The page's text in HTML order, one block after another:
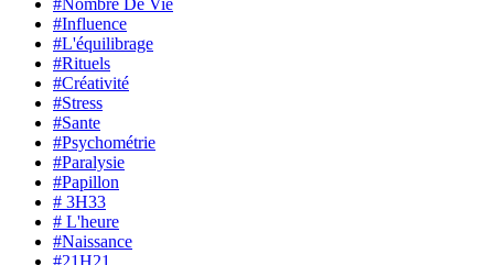
#Influence
#L'équilibrage
#Rituels
#Créativité
#Stress
#Sante
#Psychométrie
#Paralysie
#Papillon
# 3H33
# L'heure
#Naissance
#21H21